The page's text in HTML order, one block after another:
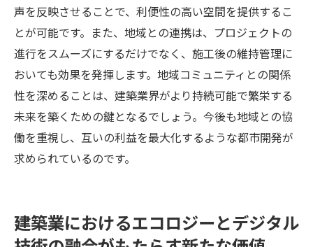
声を反映させることで、利便性の高い空間を提供するこ
とが可能です。また、地域との連携は、プロジェクトの
進行をスムーズにするだけでなく、施工後の維持管理に
おいても効果を発揮します。地域コミュニティとの関係
性を深めることは、建築業界がより持続可能で繁栄する
未来を築くための鍵となるでしょう。今後も地域との協
働を重視し、互いの利益を最大化するような都市開発が
求められているのです。
建築業におけるエコロジーとデジタル